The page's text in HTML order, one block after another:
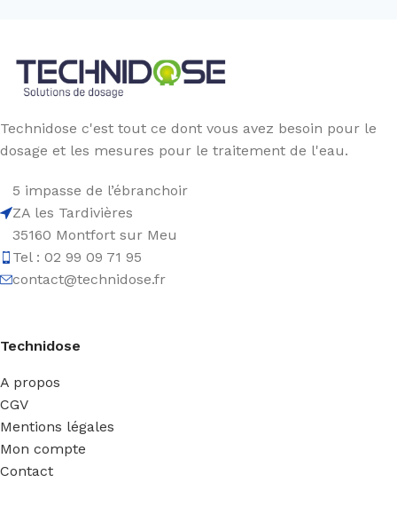
Technidose c'est tout ce dont vous avez besoin pour le
dosage et les mesures pour le traitement de l'eau.
5 impasse de l’ébranchoir
ZA les Tardivières
35160 Montfort sur Meu
Tel : 02 99 09 71 95
contact@technidose.fr
Technidose
A propos
CGV
Mentions légales
Mon compte
Contact